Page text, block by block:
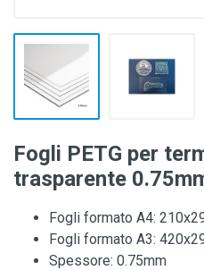
Fogli PETG per
trasparente
Fogli formato A4:
Fogli formato A3:
Spessore: 0.75mm